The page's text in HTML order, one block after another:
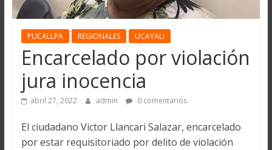
PUCALLPA REGIONALES UCAYALI
Encarcelado por violación
jura inocencia
abril 27, 2022 admin 0 comentarios
El ciudadano Victor Llancari Salazar, encarcelado
por estar requisitoriado por delito de violación